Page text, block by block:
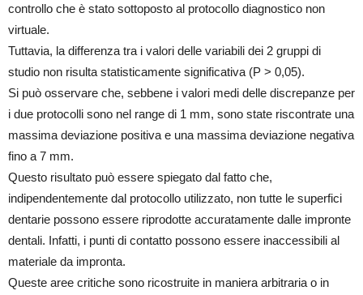
controllo che è stato sottoposto al protocollo diagnostico non
virtuale.
Tuttavia, la differenza tra i valori delle variabili dei 2 gruppi di
studio non risulta statisticamente significativa (P > 0,05).
Si può osservare che, sebbene i valori medi delle discrepanze per
i due protocolli sono nel range di 1 mm, sono state riscontrate una
massima deviazione positiva e una massima deviazione negativa
fino a 7 mm.
Questo risultato può essere spiegato dal fatto che,
indipendentemente dal protocollo utilizzato, non tutte le superfici
dentarie possono essere riprodotte accuratamente dalle impronte
dentali. Infatti, i punti di contatto possono essere inaccessibili al
materiale da impronta.
Queste aree critiche sono ricostruite in maniera arbitraria o in